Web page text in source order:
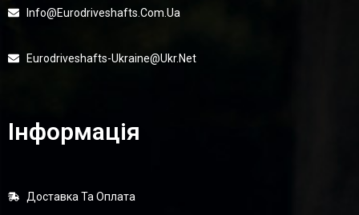
Info@eurodriveshafts.com.ua
Eurodriveshafts-Ukraine@ukr.net
Інформація
Доставка Та Оплата